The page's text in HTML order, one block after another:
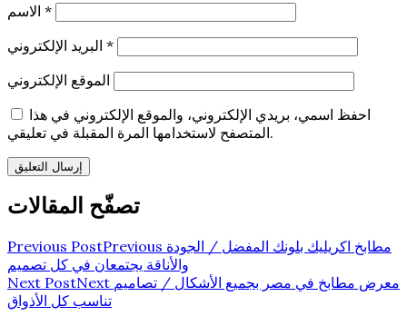
*
*
الموقع الإلكتروني
احفظ اسمي، بريدي الإلكتروني، والموقع الإلكتروني في هذا
المتصفح لاستخدامها المرة المقبلة في تعليقي.
تصفّح المقالات
Previous PostPrevious مطابخ اكريليك بلونك المفضل / الجودة
والأناقة يجتمعان في كل تصميم
Next PostNext معرض مطابخ في مصر بجميع الأشكال / تصاميم
تناسب كل الأذواق